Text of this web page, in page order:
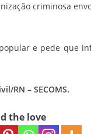
criminosa
e pede que
RN – SECOMS.
the love